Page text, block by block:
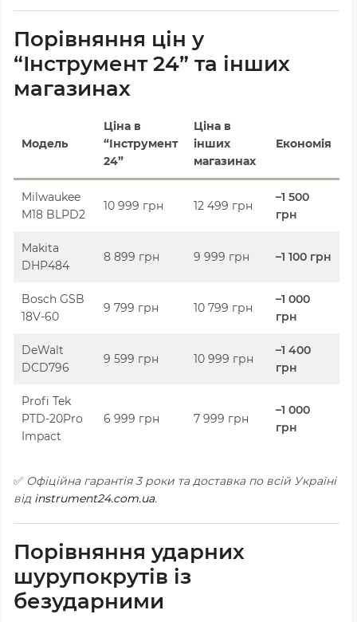
Порівняння цін у
“Інструмент 24” та інших
магазинах
Модель
Ціна в
“Інструмент
24”
Ціна в
інших
магазинах
Економія
Milwaukee
M18 BLPD2
10 999 грн 12 499 грн
–1 500
грн
Makita
DHP484
8 899 грн 9 999 грн –1 100 грн
Bosch GSB
18V-60
9 799 грн 10 799 грн
–1 000
грн
DeWalt
DCD796
9 599 грн 10 999 грн
–1 400
грн
Profi Tek
PTD-20Pro
Impact
6 999 грн 7 999 грн
–1 000
грн
✅ Офіційна гарантія 3 роки та доставка по всій Україні
від instrument24.com.ua.
Порівняння ударних
шурупокрутів із
безударними